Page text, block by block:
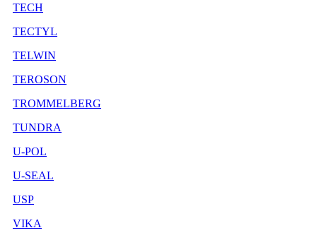
TECH
TECTYL
TELWIN
TEROSON
TROMMELBERG
TUNDRA
U-POL
U-SEAL
USP
VIKA